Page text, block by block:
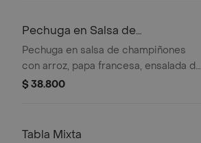
Pechuga en Salsa de
Champiñones
Pechuga en salsa de champiñones
con arroz, papa francesa, ensalada de
tomate, cebolla y lechuga.
$ 38.800
Tabla Mixta